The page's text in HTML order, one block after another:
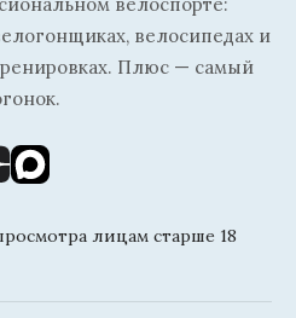
велосипедах и
Плюс — самый
лицам старше 18